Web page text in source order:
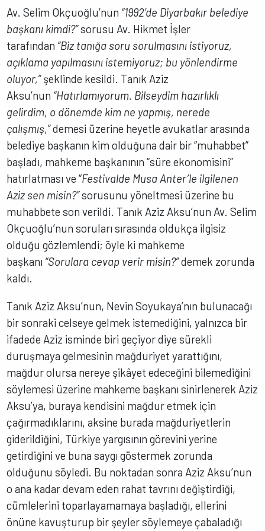
Av. Selim Okçuoğlu’nun “1992’de Diyarbakır belediye
başkanı kimdi?”sorusu Av. Hikmet İşler
tarafından “Biz tanığa soru sorulmasını istiyoruz,
açıklama yapılmasını istemiyoruz; bu yönlendirme
oluyor,”şeklinde kesildi. Tanık Aziz
Aksu’nun “Hatırlamıyorum. Bilseydim hazırlıklı
gelirdim, o dönemde kim ne yapmış, nerede
çalışmış,”demesi üzerine heyetle avukatlar arasında
belediye başkanın kim olduğuna dair bir “muhabbet”
başladı, mahkeme başkanının “süre ekonomisini”
hatırlatması ve “Festivalde Musa Anter’le ilgilenen
Aziz sen misin?”sorusunu yöneltmesi üzerine bu
muhabbete son verildi. Tanık Aziz Aksu’nun Av. Selim
Okçuoğlu’nun soruları sırasında oldukça ilgisiz
olduğu gözlemlendi; öyle ki mahkeme
başkanı “Sorulara cevap verir misin?”demek zorunda
kaldı.
Tanık Aziz Aksu’nun, Nevin Soyukaya’nın bulunacağı
bir sonraki celseye gelmek istemediğini, yalnızca bir
ifadede Aziz isminde biri geçiyor diye sürekli
duruşmaya gelmesinin mağduriyet yarattığını,
mağdur olursa nereye şikâyet edeceğini bilemediğini
söylemesi üzerine mahkeme başkanı sinirlenerek Aziz
Aksu’ya, buraya kendisini mağdur etmek için
çağırmadıklarını, aksine burada mağduriyetlerin
giderildiğini, Türkiye yargısının görevini yerine
getirdiğini ve buna saygı göstermek zorunda
olduğunu söyledi. Bu noktadan sonra Aziz Aksu’nun
o ana kadar devam eden rahat tavrını değiştirdiği,
cümlelerini toparlayamamaya başladığı, ellerini
önüne kavuşturup bir şeyler söylemeye çabaladığı